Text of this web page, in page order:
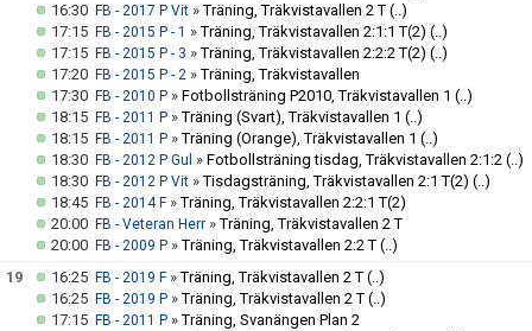
16:30 FB - 2017 P Vit »Träning, Träkvistavallen 2 T (..)
17:15 FB - 2015 P - 1 »Träning, Träkvistavallen 2:1:1 T(2) (..)
17:15 FB - 2015 P - 3 »Träning, Träkvistavallen 2:2:2 T(2) (..)
17:20 FB - 2015 P - 2 »Träning, Träkvistavallen
17:30 FB - 2010 P » Fotbollsträning P2010, Träkvistavallen 1 (..)
18:15 FB - 2011 P »Träning (Svart), Träkvistavallen 1 (..)
18:15 FB - 2011 P »Träning (Orange), Träkvistavallen 1 (..)
18:30 FB - 2012 P Gul » Fotbollsträning tisdag, Träkvistavallen 2:1:2 (..)
18:30 FB - 2012 P Vit »Tisdagsträning, Träkvistavallen 2:1 T(2) (..)
18:45 FB - 2014 F»Träning, Träkvistavallen 2:2:1 T(2)
20:00 FB - Veteran Herr »Träning, Träkvistavallen 2 T
20:00 FB - 2009 P »Träning, Träkvistavallen 2:2 T (..)
19
16:25 FB - 2019 F»Träning, Träkvistavallen 2 T (..)
16:25 FB - 2019 P »Träning, Träkvistavallen 2 T (..)
17:15 FB - 2011 P »Träning, Svanängen Plan 2